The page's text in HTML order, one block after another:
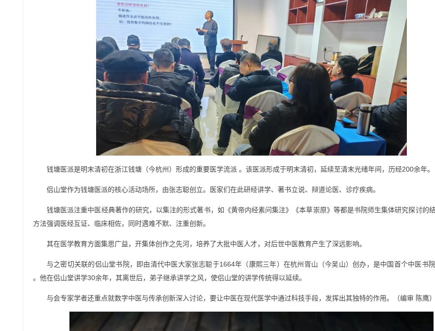
钱塘医派是明末清初在浙江钱塘（今杭州）形成的重要医学流派 。该医派形成于明末清初，延续至清末光绪年间，历经200余年。
侣山堂作为钱塘医派的核心活动场所，由张志聪创立。医家们在此研经讲学、著书立说、辩道论医、诊疗疾病。
钱塘医派注重中医经典著作的研究，以集注的形式著书，如《黄帝内经素问集注》《本草崇原》等都是书院师生集体研究探讨的
方法强调医经互证、临床相佐，同时遇难不默、注重创新。
其在医学教育方面集思广益，开集体创作之先河，培养了大批中医人才，对后世中医教育产生了深远影响。
与之密切关联的侣山堂书院，即由清代中医大家张志聪于1664年（康熙三年）在杭州胥山（今吴山）创办，是中国首个中医书
。他在侣山堂讲学30余年，其离世后，弟子继承讲学之风，使侣山堂的讲学传统得以延续。
与会专家学者还重点就数字中医与传承创新深入讨论，要让中医在现代医学中通过科技手段，发挥出其独特的作用。（编审 陈鹰）